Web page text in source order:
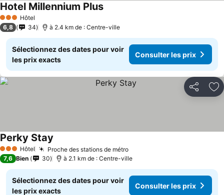
3 ÉtoilesHôtel
Hotel Millennium Plus
6,8 34 à 2.4 km de : Centre-ville
Sélectionnez des dates pour voir
les prix exacts
Consulter les prix
Partager
3 ÉtoilesHôtel Proche des stations de métro
Perky Stay
7,6 Bien 30 à 2.1 km de : Centre-ville
Sélectionnez des dates pour voir
les prix exacts
Consulter les prix